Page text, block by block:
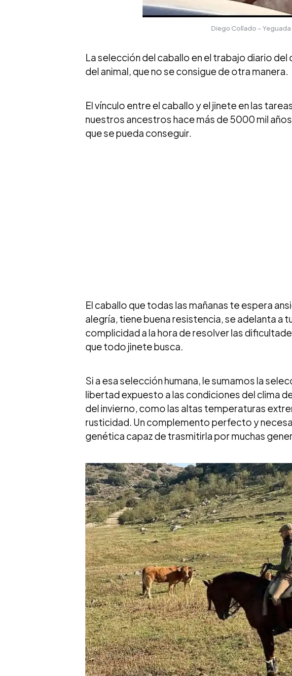
Diego Collado – Yeguada
La selección del caballo en el trabajo diario
del animal, que no se consigue de otra manera.
El vínculo entre el caballo y el jinete en las
nuestros ancestros hace más de 5000 mil
que se pueda conseguir.
El caballo que todas las mañanas te espera
alegría, tiene buena resistencia, se adelanta a
complicidad a la hora de resolver las
que todo jinete busca.
Si a esa selección humana, le sumamos la
libertad expuesto a las condiciones del clima
del invierno, como las altas temperaturas
rusticidad. Un complemento perfecto y
genética capaz de trasmitirla por muchas